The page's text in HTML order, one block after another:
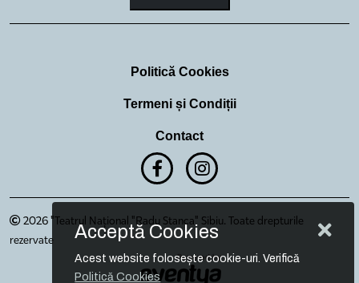
Politică Cookies
Termeni și Condiții
Contact
2026 "Teatrul Național "Radu Stanca" Sibiu. Toate drepturile
rezervate
Acceptă Cookies
Acest website folosește cookie-uri. Verifică
Politică Cookies